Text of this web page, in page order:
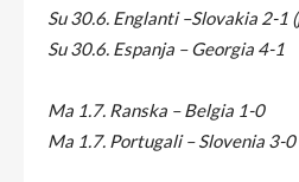
Su 30.6. Englanti –Slovakia 2-1
Su 30.6. Espanja – Georgia 4-1
Ma 1.7. Ranska – Belgia 1-0
Ma 1.7. Portugali – Slovenia 3-